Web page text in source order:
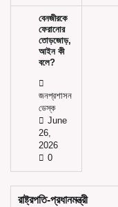
বেনজীরকে
ফেরানোর
তোড়জোড়,
আইন কী
বলে?
জনপ্রশাসন
ডেস্ক
June
26,
2026
0
রাষ্ট্রপতি-প্রধানমন্ত্রী